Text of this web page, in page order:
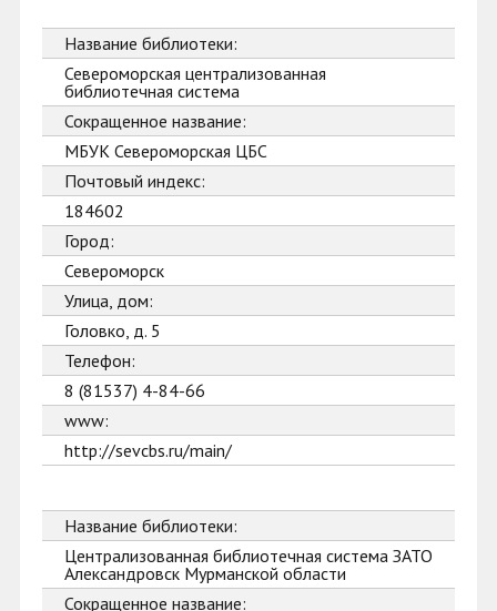
Название библиотеки:
Североморская централизованная
библиотечная система
Сокращенное название:
МБУК Североморская ЦБС
Почтовый индекс:
184602
Город:
Североморск
Улица, дом:
Головко, д. 5
Телефон:
8 (81537) 4-84-66
www:
http://sevcbs.ru/main/
Название библиотеки:
Централизованная библиотечная система ЗАТО
Александровск Мурманской области
Сокращенное название: